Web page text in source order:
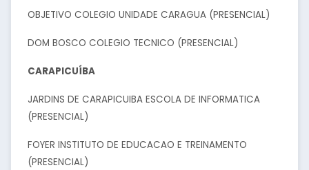
OBJETIVO COLEGIO UNIDADE CARAGUA (PRESENCIAL)
DOM BOSCO COLEGIO TECNICO (PRESENCIAL)
CARAPICUÍBA
JARDINS DE CARAPICUIBA ESCOLA DE INFORMATICA
(PRESENCIAL)
FOYER INSTITUTO DE EDUCACAO E TREINAMENTO
(PRESENCIAL)